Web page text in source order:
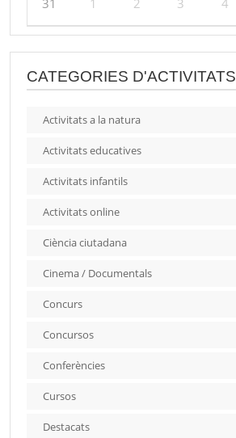
CATEGORIES D'ACTIVITATS
Activitats a la natura
Activitats educatives
Activitats infantils
Activitats online
Ciència ciutadana
Cinema / Documentals
Concurs
Concursos
Conferències
Cursos
Destacats